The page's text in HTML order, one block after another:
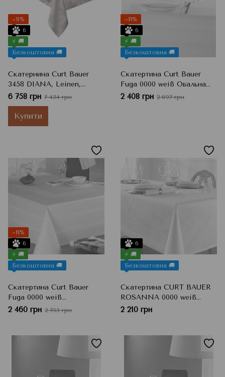
−9%
6
⚡ 🚚
Безкоштовна 🚚
Скатернина Curt Bauer
3458 DIANA, Leinen,
160x300 см
6 758 грн 7 434 грн
Купити
−11%
6
⚡ 🚚
Безкоштовна 🚚
Скатертина Curt Bauer
Fuga 0000 weiß Овальна
160х220 см
2 408 грн 2 697 грн
−11%
6
⚡ 🚚
Безкоштовна 🚚
Скатертина Curt Bauer
Fuga 0000 weiß
Прямокутна 130х275 см
2 460 грн 2 755 грн
6
⚡ 🚚
Безкоштовна 🚚
Скатертина CURT BAUER
ROSANNA 0000 weiß
Прямокутна 130х275 см
2 210 грн